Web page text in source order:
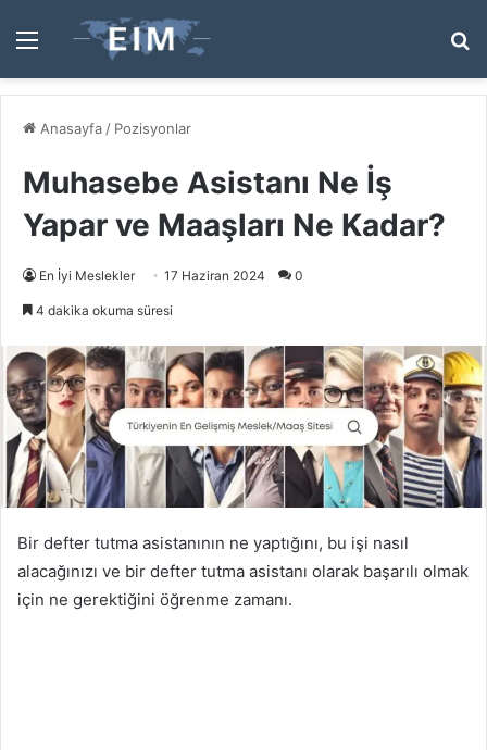
Menü
...
Anasayfa / Pozisyonlar
Muhasebe Asistanı Ne İş
Yapar ve Maaşları Ne Kadar?
En İyi Meslekler 17 Haziran 2024 0
4 dakika okuma süresi
Bir defter tutma asistanının ne yaptığını, bu işi nasıl
alacağınızı ve bir defter tutma asistanı olarak başarılı olmak
için ne gerektiğini öğrenme zamanı.